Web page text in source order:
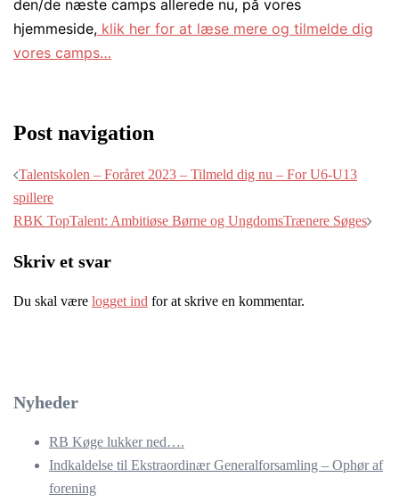
den/de næste camps allerede nu, på vores
hjemmeside, klik her for at læse mere og tilmelde dig
vores camps…
Post navigation
Talentskolen – Foråret 2023 – Tilmeld dig nu – For U6-U13
spillere
RBK TopTalent: Ambitiøse Børne og UngdomsTrænere Søges
Skriv et svar
Du skal være logget ind for at skrive en kommentar.
Nyheder
RB Køge lukker ned….
Indkaldelse til Ekstraordinær Generalforsamling – Ophør af
forening